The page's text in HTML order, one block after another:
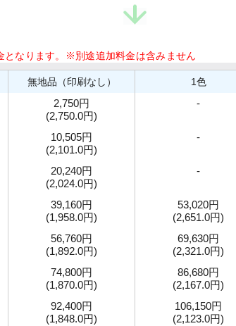
となります。※別途追加料金は含みません
無地品（印刷なし） 1色
2,750円
(2,750.0円)
-
10,505円
(2,101.0円)
-
20,240円
(2,024.0円)
-
39,160円
(1,958.0円)
53,020円
(2,651.0円)
56,760円
(1,892.0円)
69,630円
(2,321.0円)
74,800円
(1,870.0円)
86,680円
(2,167.0円)
92,400円
(1,848.0円)
106,150円
(2,123.0円)